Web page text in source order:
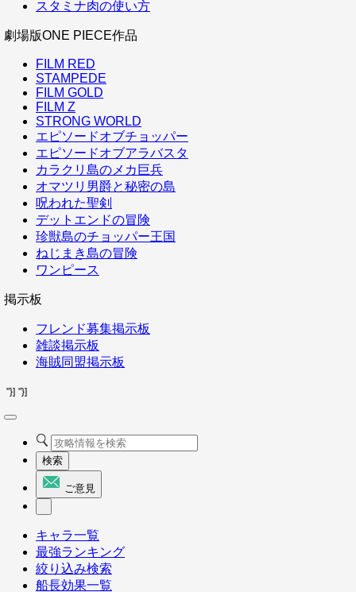
スタミナ肉の使い方
劇場版ONE PIECE作品
FILM RED
STAMPEDE
FILM GOLD
FILM Z
STRONG WORLD
エピソードオブチョッパー
エピソードオブアラバスタ
カラクリ島のメカ巨兵
オマツリ男爵と秘密の島
呪われた聖剣
デットエンドの冒険
珍獣島のチョッパー王国
ねじまき島の冒険
ワンピース
掲示板
フレンド募集掲示板
雑談掲示板
海賊同盟掲示板
"}] "}]
検索
ご意見
キャラ一覧
最強ランキング
絞り込み検索
船長効果一覧